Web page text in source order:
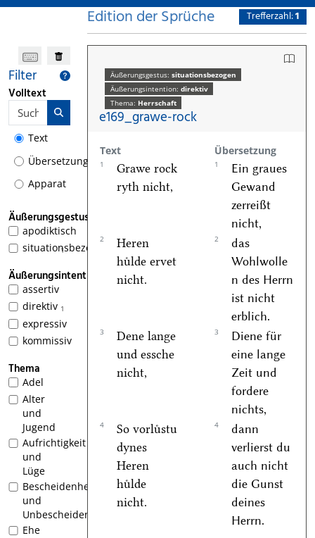
Filter
Volltext
Text
Übersetzung
Apparat
Äußerungsgestus
apodiktisch
1
situationsbezogen
Äußerungsintention
assertiv
1
direktiv
expressiv
kommissiv
Thema
Adel
Alter
und
Jugend
Aufrichtigkeit
und
Lüge
Bescheidenheit
und
Unbescheidenheit
Ehe
Edition der Sprüche Trefferzahl:1
Äußerungsgestus: situationsbezogen
Äußerungsintention: direktiv
Thema: Herrschaft
e169_grawe-rock
Text Übersetzung
1
Grawe rock
ryth nicht,
1
Ein graues
Gewand
zerreißt
nicht,
2
Heren
huͤlde ervet
nicht.
2
das
Wohlwolle
n des Herrn
ist nicht
erblich.
3
Dene lange
und essche
nicht,
3
Diene für
eine lange
Zeit und
fordere
nichts,
4
So vorluͤstu
dynes
Heren
huͤlde
nicht.
4
dann
verlierst du
auch nicht
die Gunst
deines
Herrn.